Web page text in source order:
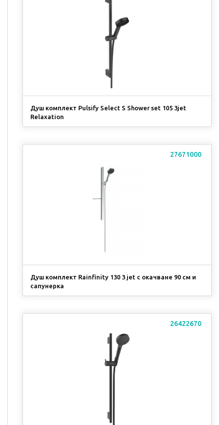
Душ комплект Pulsify Select S Shower set 105 3jet
Relaxation
27671000
Душ комплект Rainfinity 130 3 jet с окачване 90 см и
сапунерка
26422670